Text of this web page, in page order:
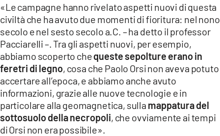
«Le campagne hanno rivelato aspetti nuovi di questa
civiltà che ha avuto due momenti di fioritura: nel nono
secolo e nel sesto secolo a.C. – ha detto il professor
Pacciarelli –. Tra gli aspetti nuovi, per esempio,
abbiamo scoperto chequeste sepolture erano in
feretri di legno, cosa che Paolo Orsi non aveva potuto
accertare all’epoca, e abbiamo anche avuto
informazioni, grazie alle nuove tecnologie e in
particolare alla geomagnetica, sulla mappatura del
sottosuolo della necropoli, che ovviamente ai tempi
di Orsi non era possibile».